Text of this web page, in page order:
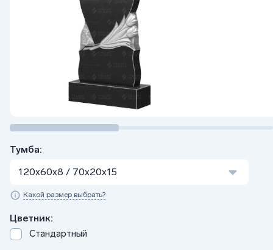
Тумба:
120x60x8 / 70x20x15
Какой размер выбрать?
Цветник:
Стандартный